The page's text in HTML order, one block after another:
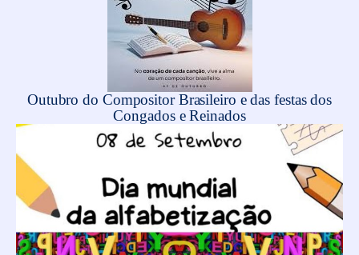
Outubro do Compositor Brasileiro e das festas dos
Congados e Reinados